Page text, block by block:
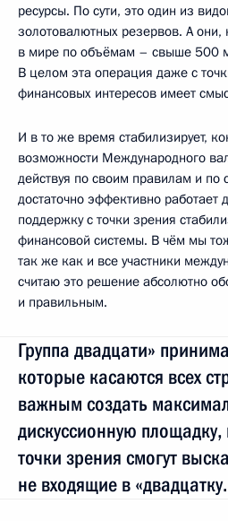
ресурсы. По сути, это один из
золотовалютных резервов. А они,
в мире по объёмам – свыше 500
В целом эта операция даже с
финансовых интересов имеет
И в то же время стабилизирует,
возможности Международного
действуя по своим правилам и по
достаточно эффективно работает
поддержку с точки зрения
финансовой системы. В чём мы
так же как и все участники
считаю это решение абсолютно
и правильным.
Группа двадцати»
которые касаются всех
важным создать
дискуссионную
точки зрения смогут
не входящие в «двадцатку.